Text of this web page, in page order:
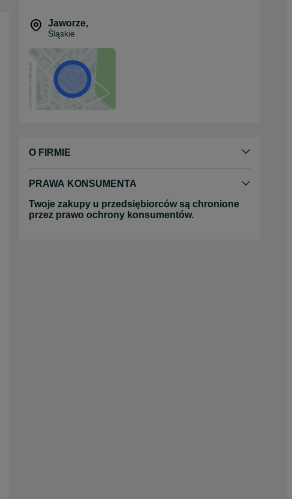
Jaworze,
Śląskie
O FIRMIE
PRAWA KONSUMENTA
Twoje zakupy u przedsiębiorców są chronione
przez prawo ochrony konsumentów.